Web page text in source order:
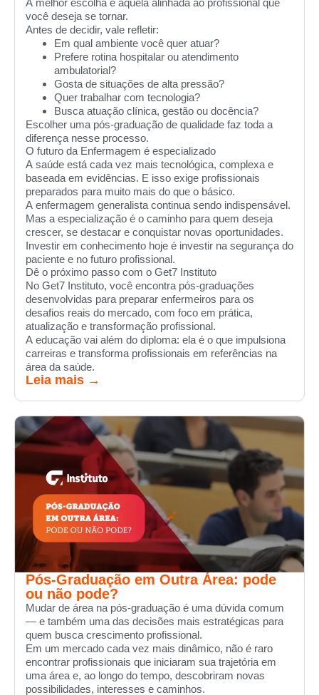
A melhor escolha é aquela alinhada ao profissional que
você deseja se tornar.
Antes de decidir, vale refletir:
Em qual ambiente você quer atuar?
Prefere rotina hospitalar ou atendimento
ambulatorial?
Gosta de situações de alta pressão?
Quer trabalhar com tecnologia?
Busca atuação clínica, gestão ou docência?
Escolher uma pós-graduação de qualidade faz toda a
diferença nesse processo.
O futuro da Enfermagem é especializado
A saúde está cada vez mais tecnológica, complexa e
baseada em evidências. E isso exige profissionais
preparados para muito mais do que o básico.
A enfermagem generalista continua sendo indispensável.
Mas a especialização é o caminho para quem deseja
crescer, se destacar e conquistar novas oportunidades.
Investir em conhecimento hoje é investir na segurança do
paciente e no futuro profissional.
Dê o próximo passo com o Get7 Instituto
No Get7 Instituto, você encontra pós-graduações
desenvolvidas para preparar enfermeiros para os
desafios reais do mercado, com foco em prática,
atualização e transformação profissional.
A educação vai além do diploma: ela é o que impulsiona
carreiras e transforma profissionais em referências na
área da saúde.
Leia mais →
Pós-Graduação em Outra Área: pode
ou não pode?
Mudar de área na pós-graduação é uma dúvida comum
— e também uma das decisões mais estratégicas para
quem busca crescimento profissional.
Em um mercado cada vez mais dinâmico, não é raro
encontrar profissionais que iniciaram sua trajetória em
uma área e, ao longo do tempo, descobriram novas
possibilidades, interesses e caminhos.